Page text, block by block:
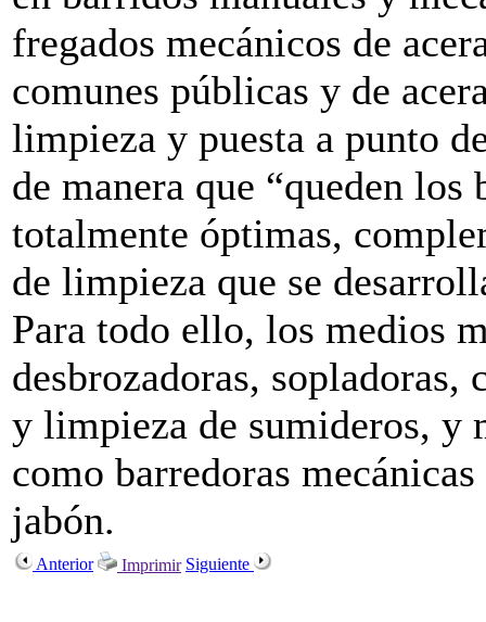
fregados mecánicos de
comunes públicas y de
limpieza y puesta a punto
de manera que “queden
totalmente óptimas,
de limpieza que se
Para todo ello, los medios
desbrozadoras,
y limpieza de sumideros, y
como barredoras
jabón.
Anterior Imprimir Siguiente